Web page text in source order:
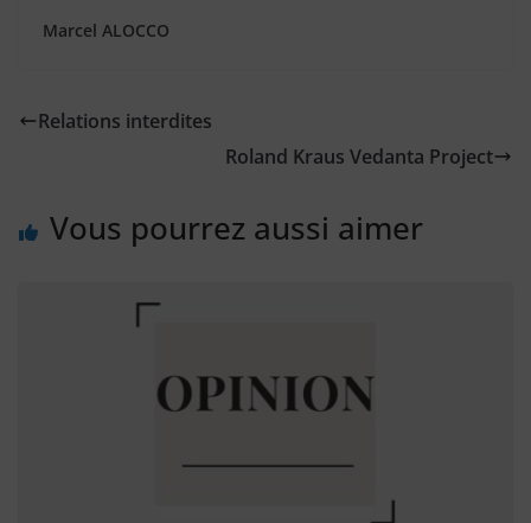
Marcel ALOCCO
Relations interdites
Roland Kraus Vedanta Project
Vous pourrez aussi aimer